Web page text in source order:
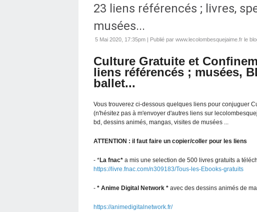
23 liens référencés ; livres,
musées...
5 Mai 2020, 17:35pm | Publié par www.lecolombesquejaime.fr le
Culture Gratuite et
liens référencés ; musées,
ballet...
Vous trouverez ci-dessous quelques liens pour conjuguer
(n'hésitez pas à m'envoyer d'autres liens sur
bd, dessins animés, mangas, visites de musées ...
ATTENTION : il faut faire un copier/coller pour les liens
- *La fnac* a mis une selection de 500 livres gratuits a
https://livre.fnac.com/n309183/Tous-les-Ebooks-gratuits
- * Anime Digital Network * avec des dessins animés de
https://animedigitalnetwork.fr/